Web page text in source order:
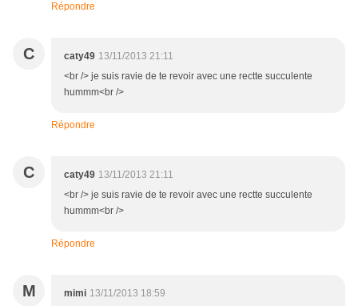
Répondre
C caty49 13/11/2013 21:11
<br /> je suis ravie de te revoir avec une rectte succulente
hummm<br />
Répondre
C caty49 13/11/2013 21:11
<br /> je suis ravie de te revoir avec une rectte succulente
hummm<br />
Répondre
M mimi 13/11/2013 18:59